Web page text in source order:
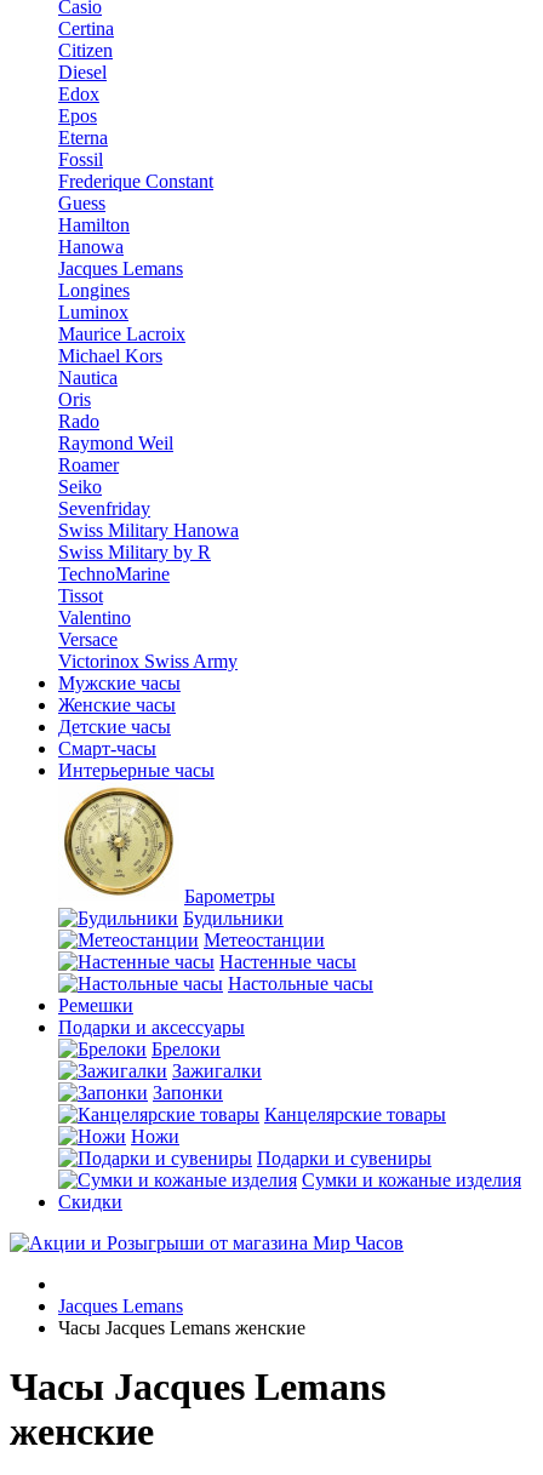
Casio
Certina
Citizen
Diesel
Edox
Epos
Eterna
Fossil
Frederique Constant
Guess
Hamilton
Hanowa
Jacques Lemans
Longines
Luminox
Maurice Lacroix
Michael Kors
Nautica
Oris
Rado
Raymond Weil
Roamer
Seiko
Sevenfriday
Swiss Military Hanowa
Swiss Military by R
TechnoMarine
Tissot
Valentino
Versace
Victorinox Swiss Army
Мужские часы
Женские часы
Детские часы
Смарт-часы
Интерьерные часы
Барометры
Будильники
Метеостанции
Настенные часы
Настольные часы
Ремешки
Подарки и аксессуары
Брелоки
Зажигалки
Запонки
Канцелярские товары
Ножи
Подарки и сувениры
Сумки и кожаные изделия
Скидки
Jacques Lemans
Часы Jacques Lemans женские
Часы Jacques Lemans
женские